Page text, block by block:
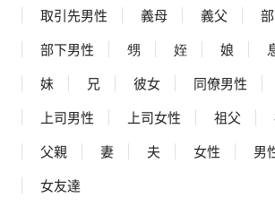
プレミアムビール イネ
実楽山田錦 特別
おつまみ・その他
取引先男性 義母 義父
部下男性
甥 姪 娘
妹
兄 彼女 同僚男性
上司男性
上司女性 祖父
父親
妻 夫 女性 男
女友達